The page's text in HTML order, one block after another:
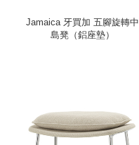
Jamaica 牙買加 五腳旋轉中
島凳（鋁座墊）